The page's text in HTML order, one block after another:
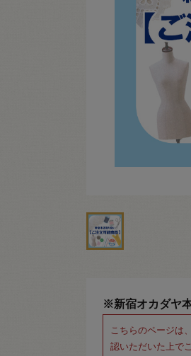
※新宿オカダヤ
こちらのページは
認いただいた上で